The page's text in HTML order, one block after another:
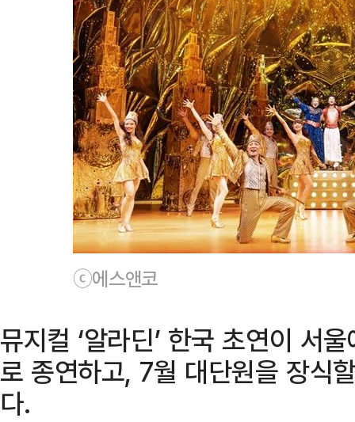
ⓒ에스앤코
뮤지컬 ‘알라딘’ 한국 초연이 서
로 종연하고, 7월 대단원을 장식
다.